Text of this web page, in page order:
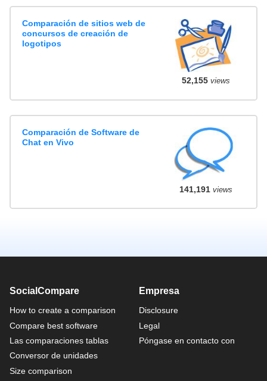
Comparación de sitios web de
concursos de creación de
logotipos
52,155views
Comparación de Software de
Chat en Vivo
141,191views
SocialCompare
How to create a comparison
Compare best software
Las comparaciones tablas
Conversor de unidades
Size comparison
Empresa
Disclosure
Legal
Póngase en contacto con